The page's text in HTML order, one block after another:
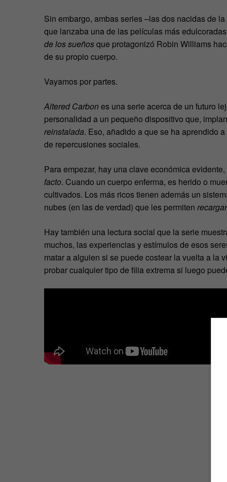
Sin embargo, ambas series –las dos nacidas de
que lanzaba una de las películas más
de los sueñosque protagonizó Robin Williams
de su propio cuerpo.
Vayamos por partes.
Altered Carbones una serie acerca de un futuro
personalidad a un pequeño dispositivo que,
reinstalada. Eso, añadido a que se ha aprendido a
de repercusiones sociales.
Para empezar, hay una clave económica
facto. Cuando un cuerpo enferma, es herido o
cultivados. Los más ricos tienen además un
nubes (en las de verdad) que les permiten
Hay también una lectura social que la serie
muchos, las experiencias y estímulos de esos
matar a alguien si se puede costear la vuelta a la
probar cualquier tipo de filia extrema si luego